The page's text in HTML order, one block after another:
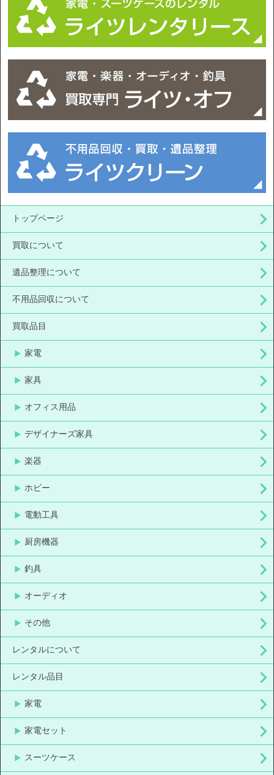
トップページ
買取について
遺品整理について
不用品回収について
買取品目
家電
家具
オフィス用品
デザイナーズ家具
楽器
ホビー
電動工具
厨房機器
釣具
オーディオ
その他
レンタルについて
レンタル品目
家電
家電セット
スーツケース